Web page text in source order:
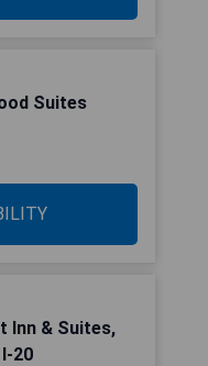
Suites
Inn & Suites,
20